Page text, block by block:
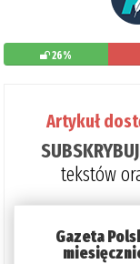
26%
Artykuł
SUBSKRYBUJ
tekstów
Gazeta